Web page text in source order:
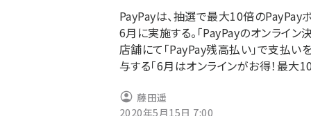
PayPayは、抽選で最大10倍のPayPay
6月に実施する。「PayPayのオンライ
店舗にて「PayPay残高払い」で支払
与する「6月はオンラインがお得！最大
藤田遥
2020年5月15日 7:00